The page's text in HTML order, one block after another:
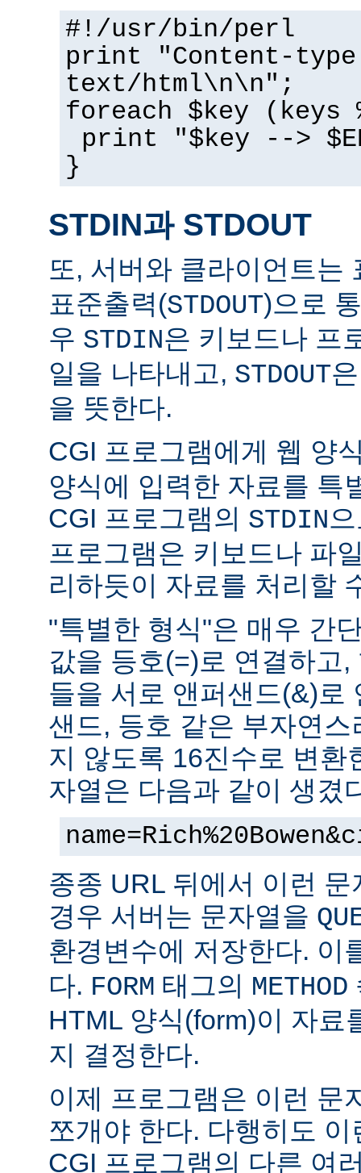
#!/usr/bin/perl
print "Content-
text/html\n\n";
foreach $key (keys
print "$key -->
}
STDIN과 STDOUT
또, 서버와 클라이언트는
표준출력(STDOUT)으로
우 STDIN은 키보드나 프
일을 나타내고, STDOUT
을 뜻한다.
CGI 프로그램에게 웹 양
양식에 입력한 자료를 특
CGI 프로그램의 STDIN
프로그램은 키보드나 파
리하듯이 자료를 처리할
"특별한 형식"은 매우 간
값을 등호(=)로 연결하고
들을 서로 앤퍼샌드(&)로
샌드, 등호 같은 부자연
지 않도록 16진수로 변환
자열은 다음과 같이 생겼
종종 URL 뒤에서 이런
경우 서버는 문자열을
환경변수에 저장한다. 이
다. FORM 태그의 METHOD
HTML 양식(form)이 자료
지 결정한다.
이제 프로그램은 이런 문
쪼개야 한다. 다행히도
CGI 프로그램의 다른 여